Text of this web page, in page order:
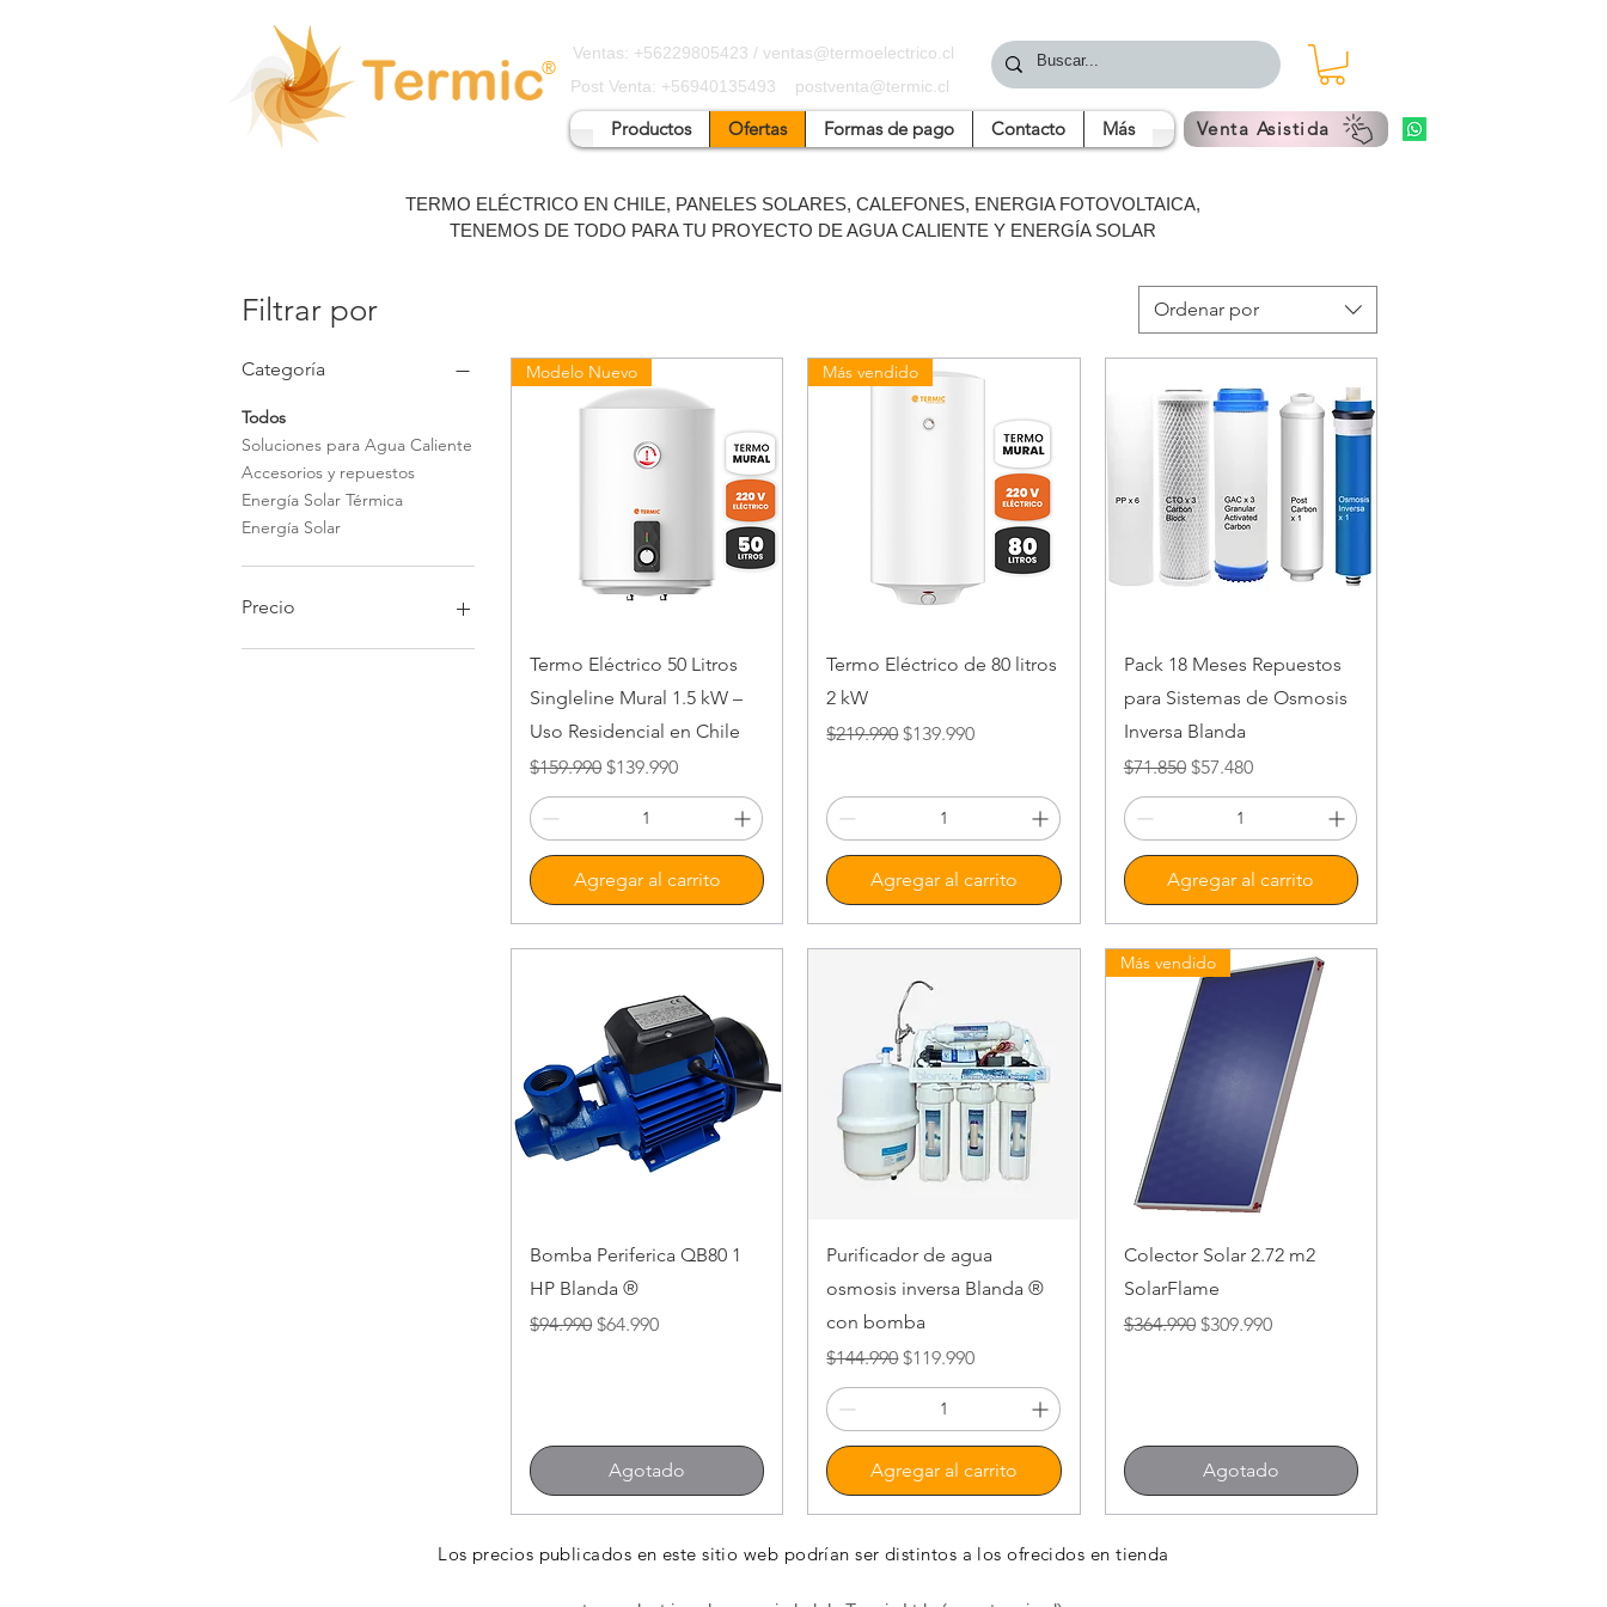
®
Ventas: +56229805423 / ventas@termoelectrico.cl
Post Venta: +56940135493 postventa@termic.cl
Productos Ofertas Formas de pago Contacto Más Venta Asistida
TERMO ELÉCTRICO EN CHILE, PANELES SOLARES, CALEFONES, ENERGIA FOTOVOLTAICA,
TENEMOS DE TODO PARA TU PROYECTO DE AGUA CALIENTE Y ENERGÍA SOLAR
Filtrar por
Categoría
Todos
Soluciones para Agua Caliente
Accesorios y repuestos
Energía Solar Térmica
Energía Solar
Precio
Ordenar por
Vista rápida
Modelo Nuevo
Termo Eléctrico 50 Litros
Singleline Mural 1.5 kW –
Uso Residencial en Chile
Precio
$159.990 Precio de oferta
$139.990
Agregar al carrito
Vista rápida
Más vendido
Termo Eléctrico de 80 litros
2 kW
Precio
$219.990Precio de oferta
$139.990
Agregar al carrito
Vista rápida
Pack 18 Meses Repuestos
para Sistemas de Osmosis
Inversa Blanda
Precio
$71.850 Precio de oferta
$57.480
Agregar al carrito
Vista rápida
Bomba Periferica QB80 1
HP Blanda ®
Precio
$94.990 Precio de oferta
$64.990
Agotado
Vista rápida
Purificador de agua
osmosis inversa Blanda ®
con bomba
Precio
$144.990Precio de oferta
$119.990
Agregar al carrito
Vista rápida
Más vendido
Colector Solar 2.72 m2
SolarFlame
Precio
$364.990 Precio de oferta
$309.990
Agotado
Los precios publicados en este sitio web podrían ser distintos a los ofrecidos en tienda